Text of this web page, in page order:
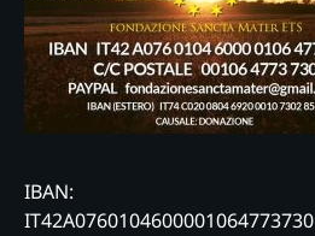
IBAN:
IT42A0760104600001064773730